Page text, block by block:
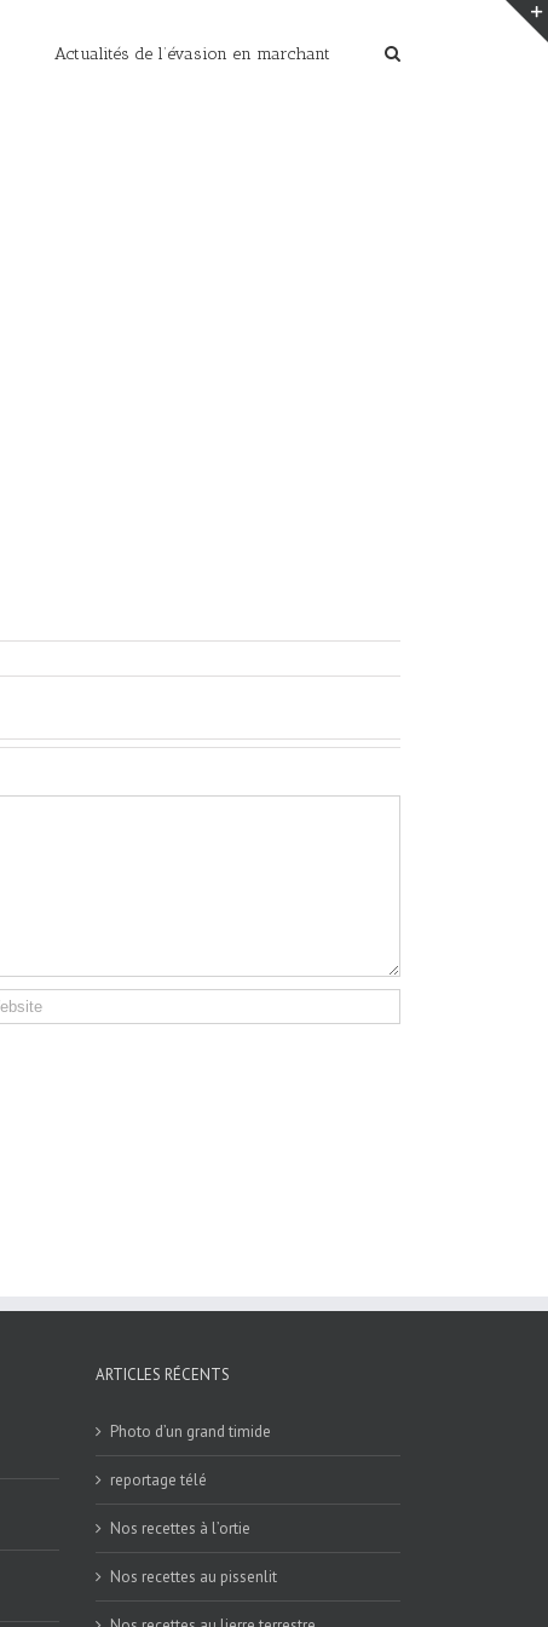
Actualités de l’évasion en marchant
ARTICLES RÉCENTS
Photo d’un grand timide
reportage télé
Nos recettes à l’ortie
Nos recettes au pissenlit